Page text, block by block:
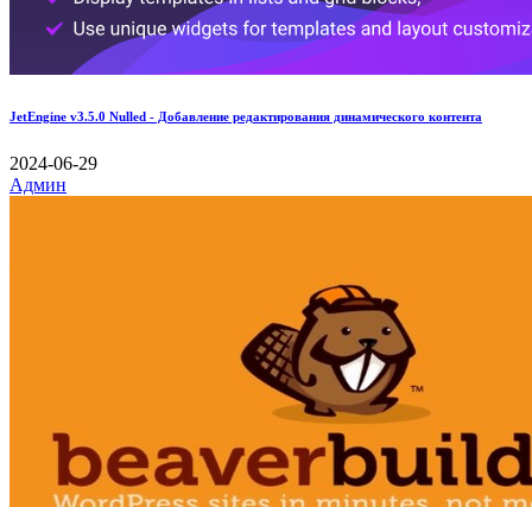
JetEngine v3.5.0 Nulled - Добавление редактирования динамического контента
2024-06-29
Админ